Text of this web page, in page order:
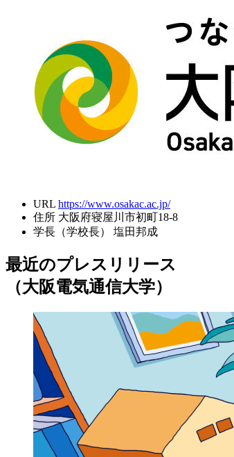
URL https://www.osakac.ac.jp/
住所 大阪府寝屋川市初町18-8
学長（学校長）
塩田邦成
最近のプレスリリース
（大阪電気通信大学）